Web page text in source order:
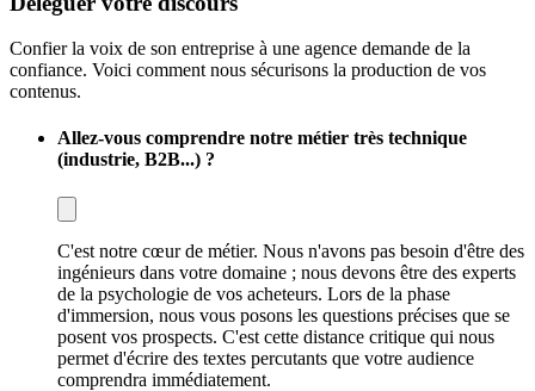
Confier la voix de son entreprise à une agence demande de la
confiance. Voici comment nous sécurisons la production de vos
contenus.
Allez-vous comprendre notre métier très technique
(industrie, B2B...) ?
C'est notre cœur de métier. Nous n'avons pas besoin d'être des
ingénieurs dans votre domaine ; nous devons être des experts
de la psychologie de vos acheteurs. Lors de la phase
d'immersion, nous vous posons les questions précises que se
posent vos prospects. C'est cette distance critique qui nous
permet d'écrire des textes percutants que votre audience
comprendra immédiatement.